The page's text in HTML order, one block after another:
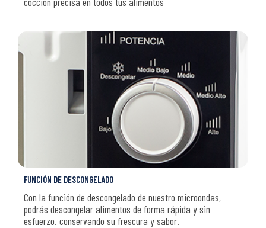
FUNCIÓN DE DESCONGELADO
Con la función de descongelado de nuestro microondas,
podrás descongelar alimentos de forma rápida y sin
esfuerzo. conservando su frescura y sabor.